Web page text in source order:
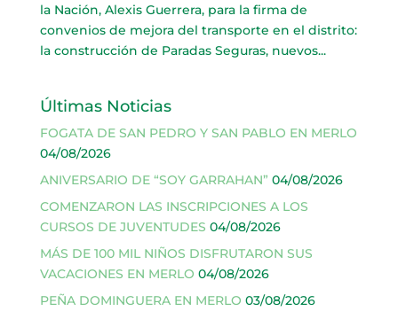
la Nación, Alexis Guerrera, para la firma de
convenios de mejora del transporte en el distrito:
la construcción de Paradas Seguras, nuevos...
Últimas Noticias
FOGATA DE SAN PEDRO Y SAN PABLO EN MERLO
04/08/2026
ANIVERSARIO DE “SOY GARRAHAN” 04/08/2026
COMENZARON LAS INSCRIPCIONES A LOS
CURSOS DE JUVENTUDES 04/08/2026
MÁS DE 100 MIL NIÑOS DISFRUTARON SUS
VACACIONES EN MERLO 04/08/2026
PEÑA DOMINGUERA EN MERLO 03/08/2026